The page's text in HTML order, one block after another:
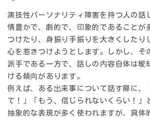
演技性パーソナリティ障害を持つ人の話
情豊かで、劇的で、印象的であることが
つけたり、身振り手振りを大きくしたり
心を惹きつけようとします。しかし、そ
派手である一方で、話しの内容自体は曖
ける 傾向があります。
例えば、ある出来事について話す際に、
て！」「もう、信じられないくらい！」
抽象的な表現が多く使われますが、具体